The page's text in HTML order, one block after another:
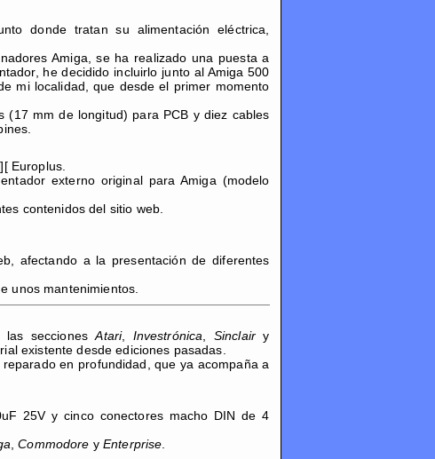
donde tratan su alimentación eléctrica,
Amiga, se ha realizado una puesta a
he decidido incluirlo junto al Amiga 500
mi localidad, que desde el primer momento
(17 mm de longitud) para PCB y diez cables
Europlus.
externo original para Amiga (modelo
contenidos del sitio web.
afectando a la presentación de diferentes
unos mantenimientos.
seccionesAtari, Investrónica Sinclairy
existente desde ediciones pasadas.
en profundidad, que ya acompaña a
25V y cinco conectores macho DIN de 4
,Commodore y Enterprise